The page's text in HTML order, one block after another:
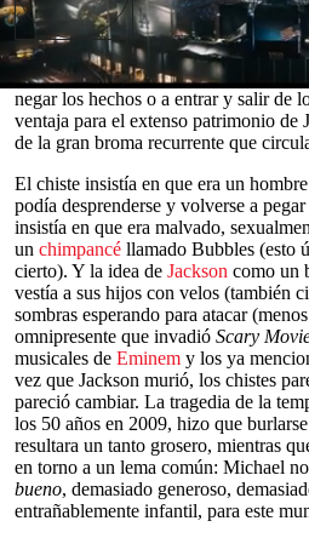
seconds
seconds
Podría decirse que
Jackson que su
habría escándalos de alto perfil que
niacusacionespúblicas deabuso
negar los hechos o a entrar y salir de
ventaja para el extenso patrimonio de
de la gran broma recurrente que
El chiste insistía en que era un
podía desprenderse y volverse a
insistía en que era malvado,
un chimpancé llamado Bubbles (esto
cierto). Y la idea de Jackson como un
vestía a sus hijos con velos (también
sombras esperando para atacar
omnipresente que invadió Scary
musicales de Eminem y los ya
vez que Jackson murió, los chistes
pareció cambiar. La tragedia de la
los 50 años en 2009, hizo que
resultara un tanto grosero, mientras
en torno a un lema común: Michael
bueno, demasiado generoso,
entrañablemente infantil, para este